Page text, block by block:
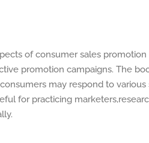
of consumer sales promotion
promotion campaigns. The
may respond to various
for practicing